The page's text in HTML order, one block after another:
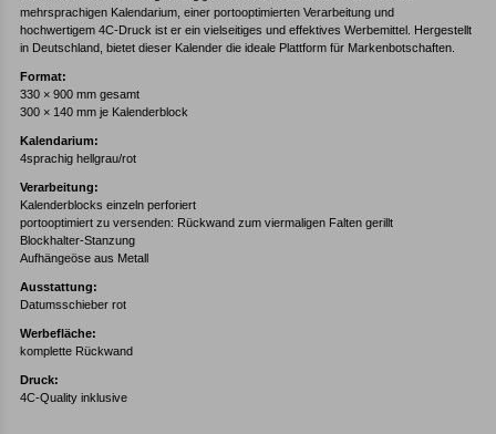
mehrsprachigen Kalendarium, einer portooptimierten Verarbeitung und
hochwertigem 4C-Druck ist er ein vielseitiges und effektives Werbemittel. Hergestellt
in Deutschland, bietet dieser Kalender die ideale Plattform für Markenbotschaften.
Format:
330 × 900 mm gesamt
300 × 140 mm je Kalenderblock
Kalendarium:
4sprachig hellgrau/rot
Verarbeitung:
Kalenderblocks einzeln perforiert
portooptimiert zu versenden: Rückwand zum viermaligen Falten gerillt
Blockhalter-Stanzung
Aufhängeöse aus Metall
Ausstattung:
Datumsschieber rot
Werbefläche:
komplette Rückwand
Druck:
4C-Quality inklusive